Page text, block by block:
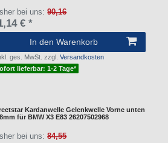
bei uns:90,16
€ *
In den Warenkorb
ges. MwSt. zzgl.Versandkosten
lieferbar: 1-2 Tage*
Kardanwelle Gelenkwelle Vorne unten
für BMW X3 E83 26207502968
bei uns:84,55